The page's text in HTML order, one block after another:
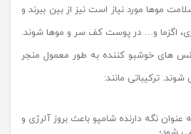
موها مورد نیاز است نیز از بین ببرند و
اگزما و… در پوست کف سر و موها شوند.
های خوشبو کننده به طور معمول منجر
ترکیباتی مانند:
نگه دارنده شامپو باعث بروز آلرژی و